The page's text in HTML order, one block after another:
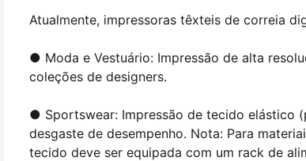
Atualmente, impressoras têxteis de correia
● Moda e Vestuário: Impressão de alta
coleções de designers.
● Sportswear: Impressão de tecido elástico
desgaste de desempenho. Nota: Para
tecido deve ser equipada com um rack de